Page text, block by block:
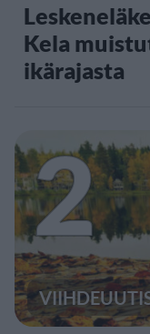
Kela
ikärajasta
2